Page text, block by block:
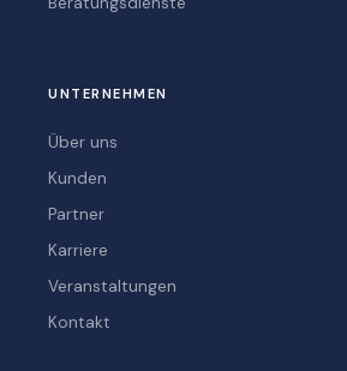
UNTERNEHMEN
Über uns
Kunden
Partner
Karriere
Veranstaltungen
Kontakt